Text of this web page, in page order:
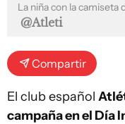
La niña con la camiseta
@Atleti
Compartir
El club español
campaña en el Día